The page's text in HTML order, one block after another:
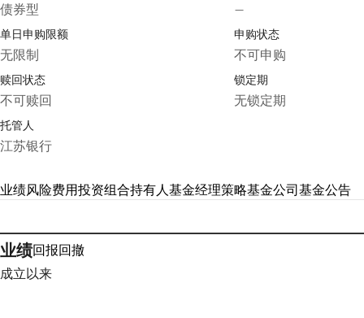
债券型 —
单日申购限额
无限制
申购状态
不可申购
赎回状态
不可赎回
锁定期
无锁定期
托管人
江苏银行
业绩风险费用投资组合持有人基金经理策略基金公司基金公告
业绩回报回撤
成立以来